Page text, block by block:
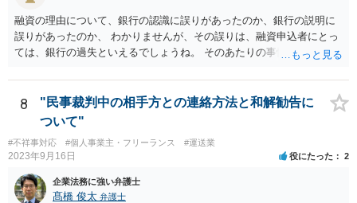
融資の理由について、銀行の認識に誤りがあったのか、銀行の説明に
誤りがあったのか、 わかりませんが、その誤りは、融資申込者にとっ
ては、銀行の過失といえるでしょうね。 そのあたりの事情について、
するといいでしょう。
8
"民事裁判中の相手方との連絡方法と和解勧告に
ついて"
#不祥事対応 #個人事業主・フリーランス #運送業
2023年9月16日 役にたった 2
企業法務に強い弁護士
髙橋 俊太 弁護士